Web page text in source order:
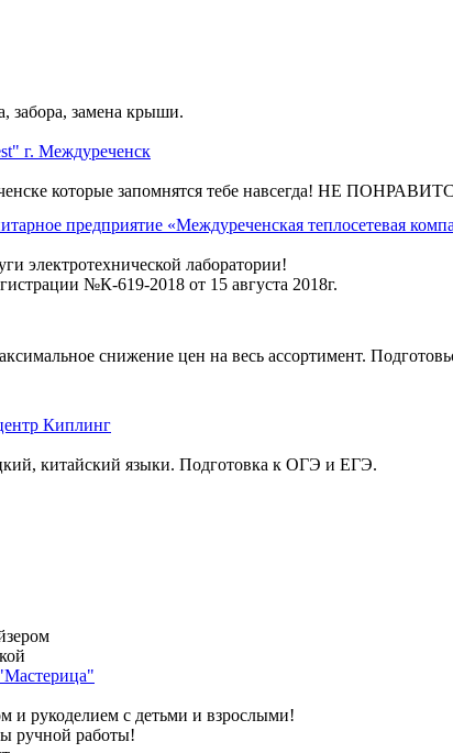
забора, замена крыши.
г. Междуреченск
которые запомнятся тебе навсегда! НЕ
предприятие «Междуреченская теплосетевая
электротехнической лаборатории!
№К-619-2018 от 15 августа 2018г.
снижение цен на весь ассортимент.
Киплинг
китайский языки. Подготовка к ОГЭ и ЕГЭ.
и рукоделием с детьми и взрослыми!
ручной работы!